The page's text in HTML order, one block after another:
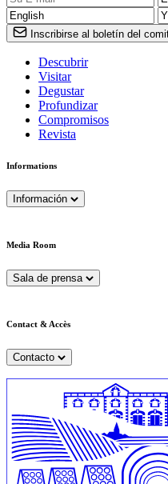
Inscribirse al boletín del
Descubrir
Visitar
Degustar
Profundizar
Compromisos
Revista
Informations
Información
Media Room
Sala de prensa
Contact & Accès
Contacto